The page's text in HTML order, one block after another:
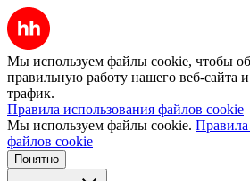
Мы используем файлы cookie, чтобы
правильную работу нашего веб-сайта и
трафик.
Правила использования файлов cookie
Мы используем файлы cookie. Правила
файлов cookie
Понятно